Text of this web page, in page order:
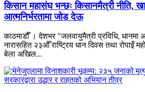
किसान महासंघ भन्छः किसानमैत्री नीति,
आत्मनिर्भरतामा जोड देऊ
काठमाडौँ । देशभर "जलवायुमैत्री प्रविधि, धानमा
नारासहित २३औँ राष्ट्रिय धान दिवस तथा रोपाइँ
बेला अखिल...